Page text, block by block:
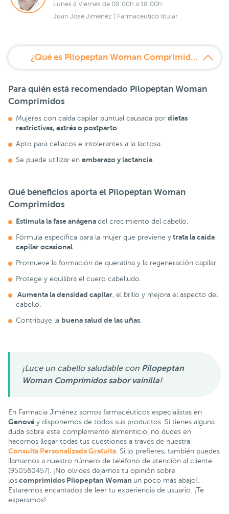
Lunes a Viernes de 08:00h a 18:00h
Juan José Jiménez | Farmacéutico titular
¿Qué es Pilopeptan Woman Comprimidos Sabor Vainilla?
Para quién está recomendado Pilopeptan Woman
Comprimidos
Mujeres con caída capilar puntual causada por dietas
restrictivas, estrés o postparto
Apto para celiacos e intolerantes a la lactosa.
Se puede utilizar en embarazo y lactancia
Qué beneficios aporta el Pilopeptan Woman
Comprimidos
Estimula la fase anágena del crecimiento del cabello.
Fórmula específica para la mujer que previene y trata la caída
capilar ocasional.
Promueve la formación de queratina y la regeneración capilar.
Protege y equilibra el cuero cabelludo.
Aumenta la densidad capilar, el brillo y mejora el aspecto del
cabello.
Contribuye la buena salud de las uñas.
¡Luce un cabello saludable con Pilopeptan
Woman Comprimidos sabor vainilla!
En Farmacia Jiménez somos farmacéuticos especialistas en
Genové y disponemos de todos sus productos. Si tienes alguna
duda sobre este complemento alimenticio, no dudes en
hacernos llegar todas tus cuestiones a través de nuestra
Consulta Personalizada Gratuita. Si lo prefieres, también puedes
llamarnos a nuestro número de teléfono de atención al cliente
(950560457). ¡No olvides dejarnos tu opinión sobre
los comprimidos Pilopeptan Woman un poco más abajo!.
Estaremos encantados de leer tu experiencia de usuario. ¡Te
esperamos!